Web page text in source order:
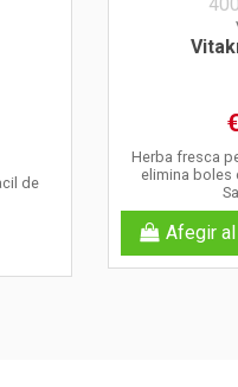
de
Herba fresca
elimina boles
Afegir